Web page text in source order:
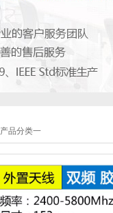
产品分类一